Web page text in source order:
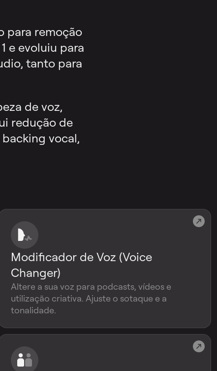
para remoção
e evoluiu para
tanto para
de voz,
redução de
vocal,
Modificador de Voz (Voice
Changer)
Altere a sua voz para podcasts, vídeos e
utilização criativa. Ajuste o sotaque e a
tonalidade.